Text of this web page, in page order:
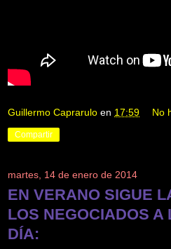
Guillermo Caprarulo en 17:59 No
Compartir
martes, 14 de enero de 2014
EN VERANO SIGUE
LOS NEGOCIADOS A
DÍA: